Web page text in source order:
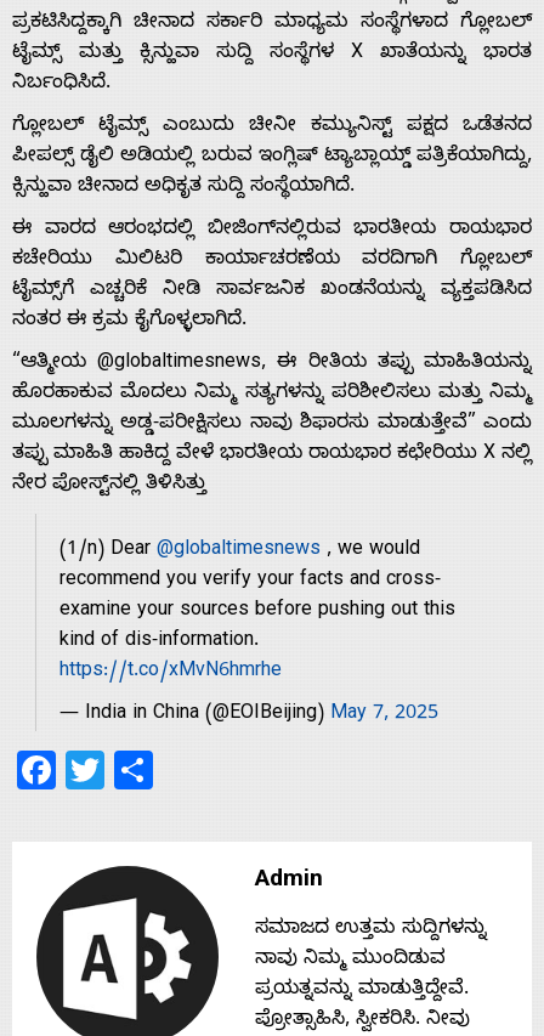
Home
About
Us
Advertise
With
s
Contact
Us
ಪ್ರಕಟಿಸಿದ್ದಕ್ಕಾಗಿ ಚೀನಾದ ಸರ್ಕಾರಿ ಮಾಧ್ಯಮ ಸಂಸ್ಥೆಗಳಾದ ಗ್ಲೋಬಲ್
ಟೈಮ್ಸ್ ಮತ್ತು ಕ್ಸಿನ್ಹುವಾ ಸುದ್ದಿ ಸಂಸ್ಥೆಗಳ X ಖಾತೆಯನ್ನು ಭಾರತ
ನಿರ್ಬಂಧಿಸಿದೆ.
ಗ್ಲೋಬಲ್ ಟೈಮ್ಸ್ ಎಂಬುದು ಚೀನೀ ಕಮ್ಯುನಿಸ್ಟ್ ಪಕ್ಷದ ಒಡೆತನದ
ಪೀಪಲ್ಸ್ ಡೈಲಿ ಅಡಿಯಲ್ಲಿ ಬರುವ ಇಂಗ್ಲಿಷ್ ಟ್ಯಾಬ್ಲಾಯ್ಡ್ ಪತ್ರಿಕೆಯಾಗಿದ್ದು,
ಕ್ಸಿನ್ಹುವಾ ಚೀನಾದ ಅಧಿಕೃತ ಸುದ್ದಿ ಸಂಸ್ಥೆಯಾಗಿದೆ.
ಈ ವಾರದ ಆರಂಭದಲ್ಲಿ ಬೀಜಿಂಗ್‌ನಲ್ಲಿರುವ ಭಾರತೀಯ ರಾಯಭಾರ
ಕಚೇರಿಯು ಮಿಲಿಟರಿ ಕಾರ್ಯಾಚರಣೆಯ ವರದಿಗಾಗಿ ಗ್ಲೋಬಲ್
ಟೈಮ್ಸ್‌ಗೆ ಎಚ್ಚರಿಕೆ ನೀಡಿ ಸಾರ್ವಜನಿಕ ಖಂಡನೆಯನ್ನು ವ್ಯಕ್ತಪಡಿಸಿದ
ನಂತರ ಈ ಕ್ರಮ ಕೈಗೊಳ್ಳಲಾಗಿದೆ.
“ಆತ್ಮೀಯ @globaltimesnews, ಈ ರೀತಿಯ ತಪ್ಪು ಮಾಹಿತಿಯನ್ನು
ಹೊರಹಾಕುವ ಮೊದಲು ನಿಮ್ಮ ಸತ್ಯಗಳನ್ನು ಪರಿಶೀಲಿಸಲು ಮತ್ತು ನಿಮ್ಮ
ಮೂಲಗಳನ್ನು ಅಡ್ಡ-ಪರೀಕ್ಷಿಸಲು ನಾವು ಶಿಫಾರಸು ಮಾಡುತ್ತೇವೆ” ಎಂದು
ತಪ್ಪು ಮಾಹಿತಿ ಹಾಕಿದ್ದ ವೇಳೆ ಭಾರತೀಯ ರಾಯಭಾರ ಕಛೇರಿಯು X ನಲ್ಲಿ
ನೇರ ಪೋಸ್ಟ್‌ನಲ್ಲಿ ತಿಳಿಸಿತ್ತು
(1/n) Dear@globaltimesnews , we would
recommend you verify your facts and cross-
examine your sources before pushing out this
kind of dis-information.
https://t.co/xMvN6hmrhe
— India in China (@EOIBeijing) May 7, 2025
Facebook
Twitter
Admin
ಸಮಾಜದ ಉತ್ತಮ ಸುದ್ದಿಗಳನ್ನು
ನಾವು ನಿಮ್ಮ ಮುಂದಿಡುವ
ಪ್ರಯತ್ನವನ್ನು ಮಾಡುತ್ತಿದ್ದೇವೆ.
ಪ್ರೋತ್ಸಾಹಿಸಿ, ಸ್ವೀಕರಿಸಿ. ನೀವು